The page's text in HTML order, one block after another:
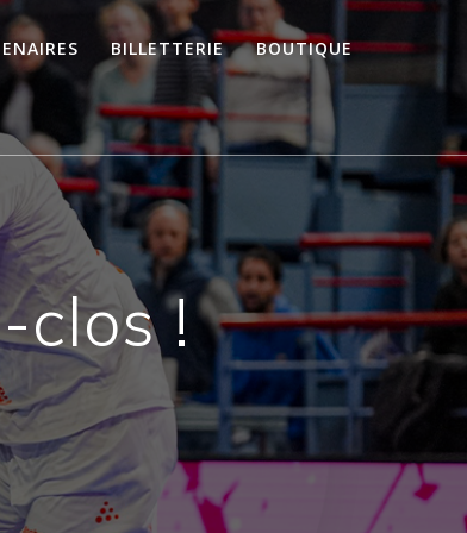
BILLETTERIE BOUTIQUE
clos !